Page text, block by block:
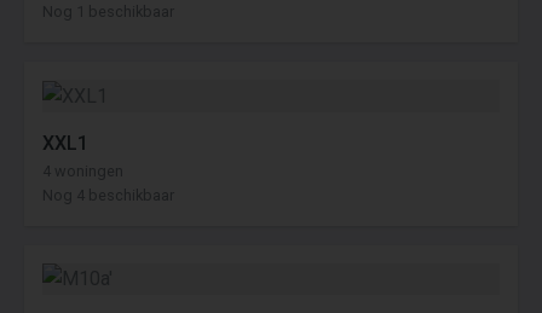
Nog 1 beschikbaar
XXL1
4 woningen
Nog 4 beschikbaar